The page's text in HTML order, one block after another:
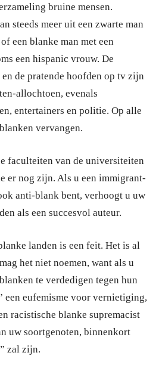
bruine mensen.
steeds meer uit een zwarte man
een blanke man met een
een hispanic vrouw. De
de pratende hoofden op tv zijn
allochtoen, evenals
entertainers en politie. Op alle
vervangen.
faculteiten van de universiteiten
er nog zijn. Als u een immigrant-
anti-blank bent, verhoogt u uw
als een succesvol auteur.
landen is een feit. Het is al
het niet noemen, want als u
te verdedigen tegen hun
een eufemisme voor vernietiging,
racistische blanke supremacist
uw soortgenoten, binnenkort
zal zijn.